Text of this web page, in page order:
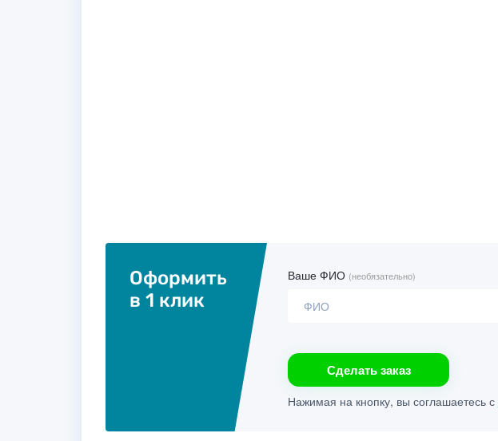
Оформить
в 1 клик
Ваше ФИО (необязательно)
Сделать заказ
Нажимая на кнопку, вы соглашаетесь с